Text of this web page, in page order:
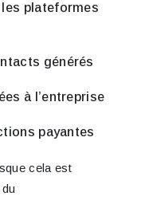
les plateformes
générés
à l’entreprise
payantes
cela est